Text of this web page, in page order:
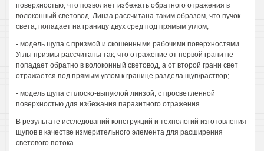
поверхностью, что позволяет избежать обратного отражения в
волоконный световод. Линза рассчитана таким образом, что пучок
света, попадает на границу двух сред под прямым углом;
- модель щупа с призмой и скошенными рабочими поверхностями.
Углы призмы рассчитаны так, что отражение от первой грани не
попадает обратно в волоконный световод, а от второй грани свет
отражается под прямым углом к границе раздела щуп/раствор;
- модель щупа с плоско-выпуклой линзой, с просветленной
поверхностью для избежания паразитного отражения.
В результате исследований конструкций и технологий изготовления
щупов в качестве измерительного элемента для расширения
светового потока